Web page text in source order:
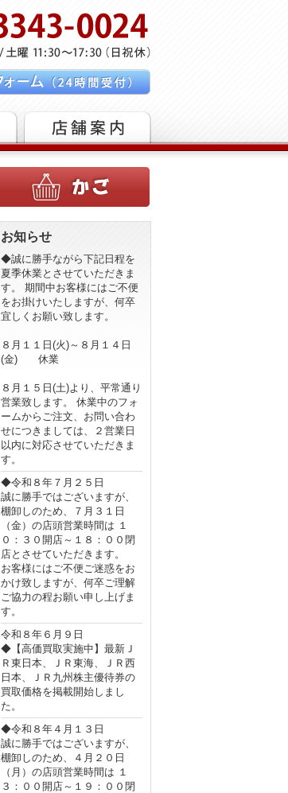
お知らせ
◆誠に勝手ながら下記日程を
夏季休業とさせていただきま
す。 期間中お客様にはご不便
をお掛けいたしますが、何卒
宜しくお願い致します。
８月１１日(火)～８月１４日
(金) 休業
８月１５日(土)より、平常通り
営業致します。 休業中のフォ
ームからご注文、お問い合わ
せにつきましては、２営業日
以内に対応させていただきま
す。
◆令和８年７月２５日
誠に勝手ではございますが、
棚卸しのため、７月３１日
（金）の店頭営業時間は １
０：３０開店～１８：００閉
店とさせていただきます。
お客様にはご不便ご迷惑をお
かけ致しますが、何卒ご理解
ご協力の程お願い申し上げま
す。
令和８年６月９日
◆【高価買取実施中】最新Ｊ
Ｒ東日本、ＪＲ東海、ＪＲ西
日本、ＪＲ九州株主優待券の
買取価格を掲載開始しまし
た。
◆令和８年４月１３日
誠に勝手ではございますが、
棚卸しのため、４月２０日
（月）の店頭営業時間は １
３：００開店～１９：００閉